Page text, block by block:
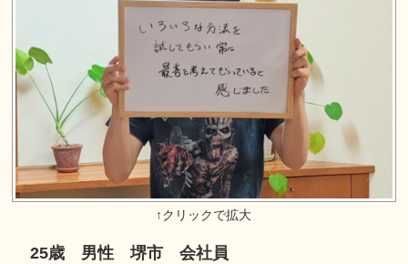
25歳 男性 堺市 会社員